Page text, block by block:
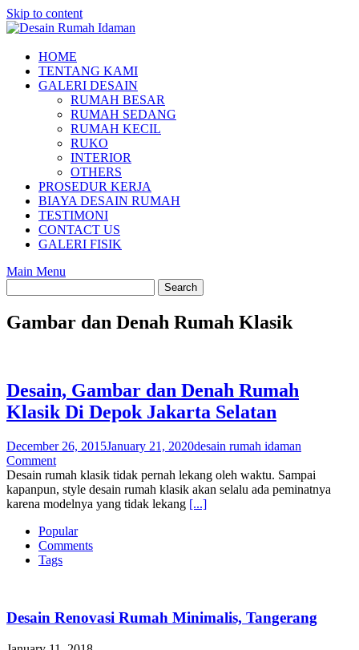
Skip to content
HOME
TENTANG KAMI
GALERI DESAIN
RUMAH BESAR
RUMAH SEDANG
RUMAH KECIL
RUKO
INTERIOR
OTHERS
PROSEDUR KERJA
BIAYA DESAIN RUMAH
TESTIMONI
CONTACT US
GALERI FISIK
Main Menu
Gambar dan Denah Rumah Klasik
Desain, Gambar dan Denah Rumah
Klasik Di Depok Jakarta Selatan
December 26, 2015January 21, 2020desain rumah idaman
Comment
Desain rumah klasik tidak pernah lekang oleh waktu. Sampai
kapanpun, style desain rumah klasik akan selalu ada peminatnya
karena modelnya yang tidak lekang [...]
Popular
Comments
Tags
Desain Renovasi Rumah Minimalis, Tangerang